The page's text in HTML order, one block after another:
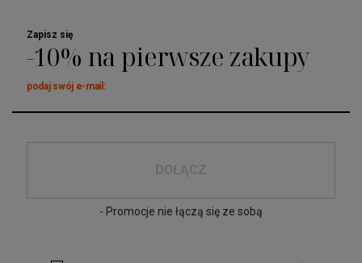
Zapisz się
-10% na pierwsze zakupy
podaj swój e-mail:
DOŁĄCZ
- Promocje nie łączą się ze sobą